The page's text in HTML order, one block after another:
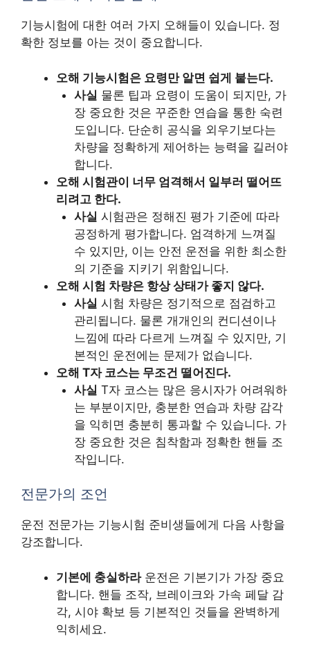
기능시험에 대한 여러 가지 오해들이 있습니다. 정
확한 정보를 아는 것이 중요합니다.
오해 기능시험은 요령만 알면 쉽게 붙는다.
사실 물론 팁과 요령이 도움이 되지만, 가
장 중요한 것은 꾸준한 연습을 통한 숙련
도입니다. 단순히 공식을 외우기보다는
차량을 정확하게 제어하는 능력을 길러야
합니다.
오해 시험관이 너무 엄격해서 일부러 떨어뜨
리려고 한다.
사실 시험관은 정해진 평가 기준에 따라
공정하게 평가합니다. 엄격하게 느껴질
수 있지만, 이는 안전 운전을 위한 최소한
의 기준을 지키기 위함입니다.
오해 시험 차량은 항상 상태가 좋지 않다.
사실 시험 차량은 정기적으로 점검하고
관리됩니다. 물론 개개인의 컨디션이나
느낌에 따라 다르게 느껴질 수 있지만, 기
본적인 운전에는 문제가 없습니다.
오해 T자 코스는 무조건 떨어진다.
사실 T자 코스는 많은 응시자가 어려워하
는 부분이지만, 충분한 연습과 차량 감각
을 익히면 충분히 통과할 수 있습니다. 가
장 중요한 것은 침착함과 정확한 핸들 조
작입니다.
전문가의 조언
운전 전문가는 기능시험 준비생들에게 다음 사항을
강조합니다.
기본에 충실하라운전은 기본기가 가장 중요
합니다. 핸들 조작, 브레이크와 가속 페달 감
각, 시야 확보 등 기본적인 것들을 완벽하게
익히세요.